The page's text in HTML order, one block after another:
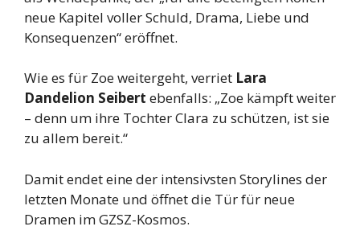
neue Kapitel voller Schuld, Drama, Liebe und
Konsequenzen“ eröffnet.
Wie es für Zoe weitergeht, verriet Lara
Dandelion Seibert ebenfalls: „Zoe kämpft weiter
– denn um ihre Tochter Clara zu schützen, ist sie
zu allem bereit.“
Damit endet eine der intensivsten Storylines der
letzten Monate und öffnet die Tür für neue
Dramen im GZSZ-Kosmos.